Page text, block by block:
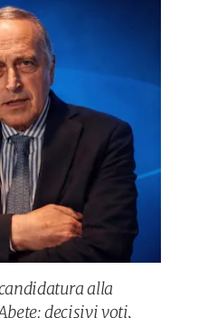
alla
decisivi voti,